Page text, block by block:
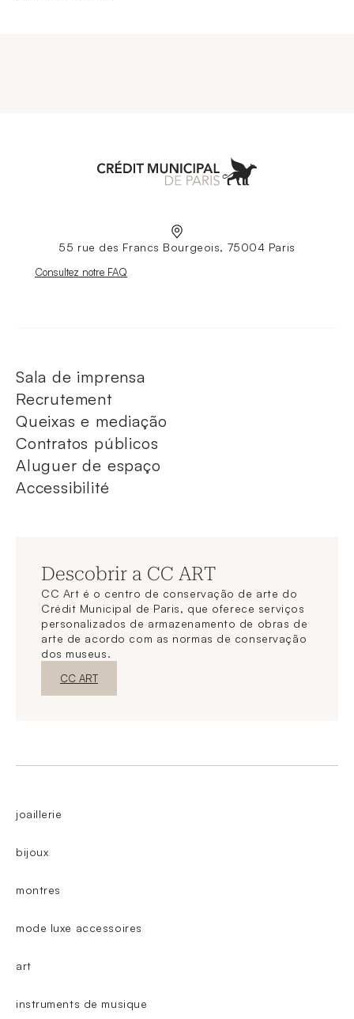
55 rue des Francs Bourgeois, 75004 Paris
Nouvelle fenêtre
Consultez notre FAQ
Sala de imprensa
Recrutement
Queixas e mediação
Contratos públicos
Aluguer de espaço
Accessibilité
Descobrir a CC ART
CC Art é o centro de conservação de arte do
Crédit Municipal de Paris, que oferece serviços
personalizados de armazenamento de obras de
arte de acordo com as normas de conservação
dos museus.
Nova janelaDescubra o
CC ART
joaillerie
bijoux
montres
mode luxe accessoires
art
instruments de musique